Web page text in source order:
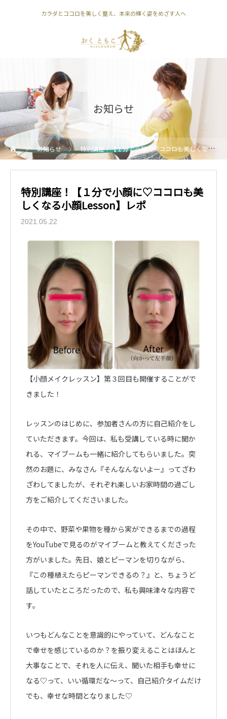
カラダとココロを美しく整え、本来の輝く姿をめざす人へ
お知らせ
お知らせ 特別講座！【１分で小顔に♡ココロも美しくなる小顔Lesson】レポ
特別講座！【１分で小顔に♡ココロも美
しくなる小顔Lesson】レポ
2021.05.22
【小顔メイクレッスン】第３回目も開催することがで
きました！
レッスンのはじめに、参加者さんの方に自己紹介をし
ていただきます。今回は、私も受講している時に聞か
れる、マイブームも一緒に紹介してもらいました。突
然のお題に、みなさん『そんなんないよー』ってざわ
ざわしてましたが、それぞれ楽しいお家時間の過ごし
方をご紹介してくださいました。
その中で、野菜や果物を種から実ができるまでの過程
をYouTubeで見るのがマイブームと教えてくださった
方がいました。先日、娘とピーマンを切りながら、
『この種植えたらピーマンできるの？』と、ちょうど
話していたところだったので、私も興味津々な内容で
す。
いつもどんなことを意識的にやっていて、どんなこと
で幸せを感じているのか？を振り変えることはほんと
大事なことで、それを人に伝え、聞いた相手も幸せに
なる♡って、いい循環だな〜って、自己紹介タイムだけ
でも、幸せな時間となりました♡